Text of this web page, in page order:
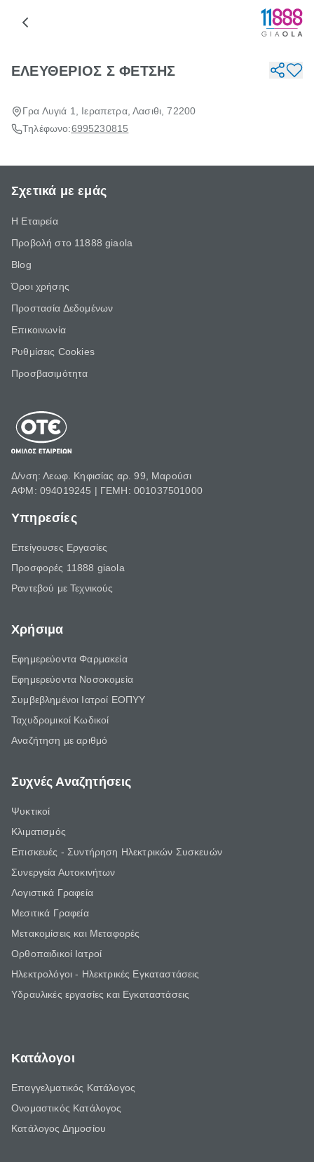
ΕΛΕΥΘΕΡΙΟΣ Σ ΦΕΤΣΗΣ
Γρα Λυγιά 1, Ιεραπετρα, Λασιθι, 72200
Τηλέφωνο:6995230815
Σχετικά με εμάς
Η Εταιρεία
Προβολή στο 11888 giaola
Blog
Όροι χρήσης
Προστασία Δεδομένων
Επικοινωνία
Ρυθμίσεις Cookies
Προσβασιμότητα
Δ/νση: Λεωφ. Κηφισίας αρ. 99, Μαρούσι
ΑΦΜ: 094019245 | ΓΕΜΗ: 001037501000
Υπηρεσίες
Επείγουσες Εργασίες
Προσφορές 11888 giaola
Ραντεβού με Τεχνικούς
Χρήσιμα
Εφημερεύοντα Φαρμακεία
Εφημερεύοντα Νοσοκομεία
Συμβεβλημένοι Ιατροί ΕΟΠΥΥ
Ταχυδρομικοί Κωδικοί
Αναζήτηση με αριθμό
Συχνές Αναζητήσεις
Ψυκτικοί
Κλιματισμός
Επισκευές - Συντήρηση Ηλεκτρικών Συσκευών
Συνεργεία Αυτοκινήτων
Λογιστικά Γραφεία
Μεσιτικά Γραφεία
Μετακομίσεις και Μεταφορές
Ορθοπαιδικοί Ιατροί
Ηλεκτρολόγοι - Ηλεκτρικές Εγκαταστάσεις
Υδραυλικές εργασίες και Εγκαταστάσεις
Κατάλογοι
Επαγγελματικός Κατάλογος
Ονομαστικός Κατάλογος
Κατάλογος Δημοσίου